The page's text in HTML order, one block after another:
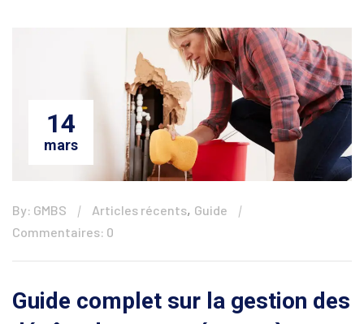
14
mars
By: GMBS Articles récents, Guide
Commentaires: 0
Guide complet sur la gestion des